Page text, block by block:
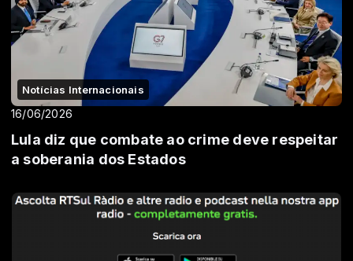
Notícias Internacionais
16/06/2026
Lula diz que combate ao crime deve respeitar
a soberania dos Estados